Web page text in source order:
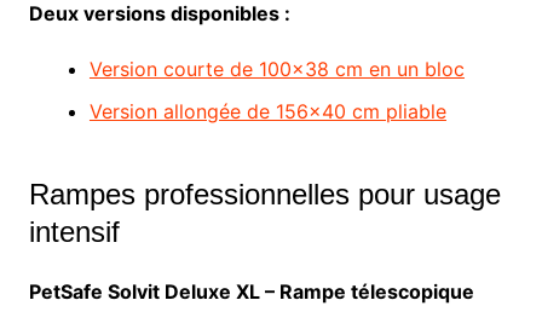
Deux versions disponibles :
Version courte de 100×38 cm en un bloc
Version allongée de 156×40 cm pliable
Rampes professionnelles pour usage
intensif
PetSafe Solvit Deluxe XL – Rampe télescopique